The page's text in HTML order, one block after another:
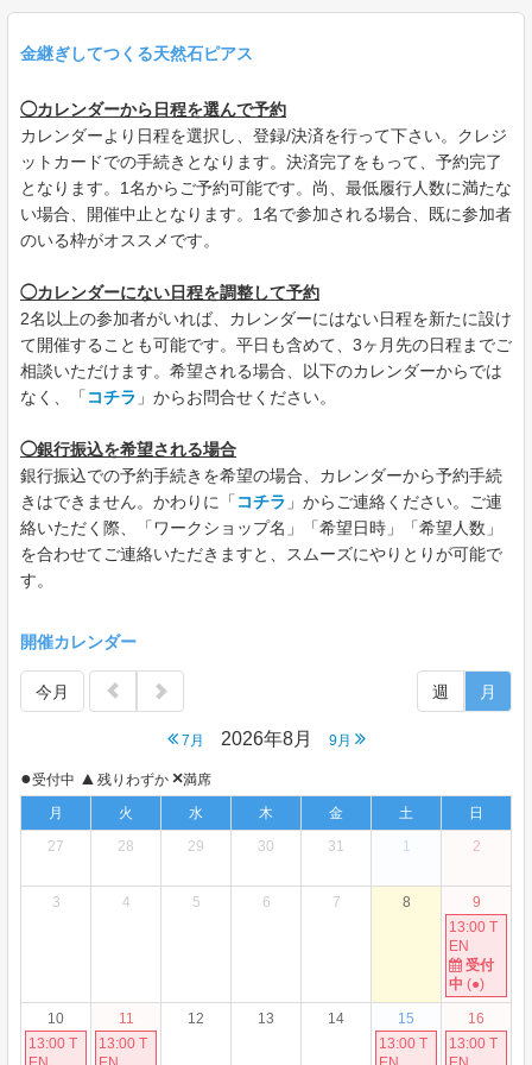
金継ぎしてつくる天然石ピアス
◯カレンダーから日程を選んで予約
カレンダーより日程を選択し、登録/決済を行って下さい。クレジ
ットカードでの手続きとなります。決済完了をもって、予約完了
となります。1名からご予約可能です。尚、最低履行人数に満たな
い場合、開催中止となります。1名で参加される場合、既に参加者
のいる枠がオススメです。
◯カレンダーにない日程を調整して予約
2名以上の参加者がいれば、カレンダーにはない日程を新たに設け
て開催することも可能です。平日も含めて、3ヶ月先の日程までご
相談いただけます。希望される場合、以下のカレンダーからでは
なく、「 コチラ 」からお問合せください。
◯銀行振込を希望される場合
銀行振込での予約手続きを希望の場合、カレンダーから予約手続
きはできません。かわりに「 コチラ 」からご連絡ください。ご連
絡いただく際、「ワークショップ名」「希望日時」「希望人数」
を合わせてご連絡いただきますと、スムーズにやりとりが可能で
す。
開催カレンダー
今月
7月 2026年8月 9月
週 月
●受付中 ▲ 残りわずか ×満席
月
火 水 木 金 土
日
27
28 29 30 31 1 2
3 4 5 6 7 8
9
13:00 T
EN
受付
中 (●)
10
13:00 T
11
13:00 T
12 13 14
15
13:00 T
16
13:00 T